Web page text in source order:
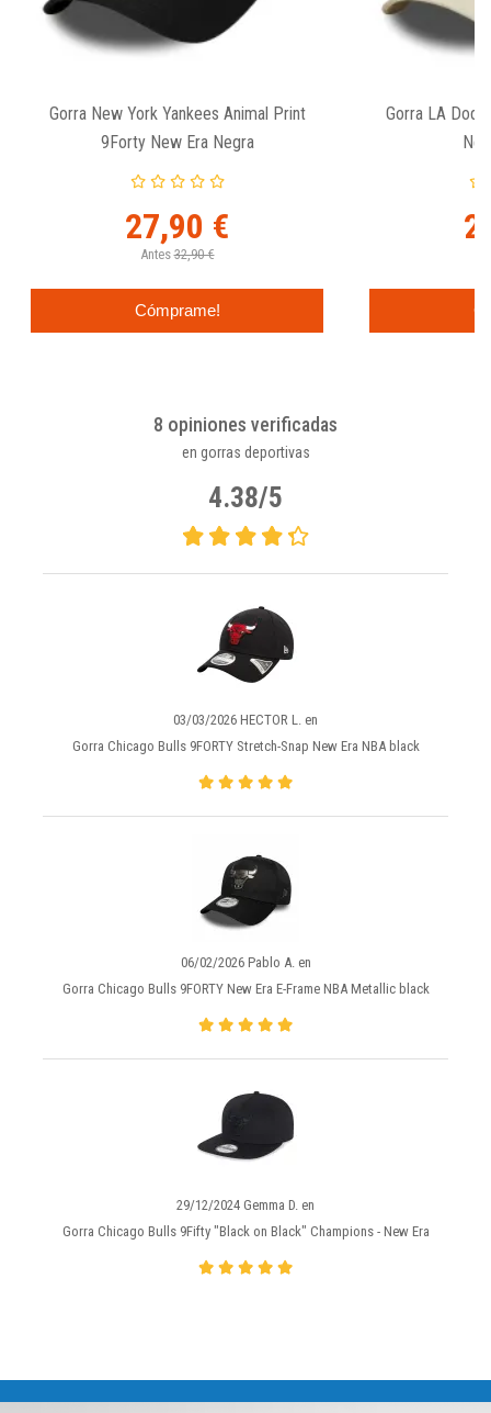
Gorra New York Yankees Animal Print
9Forty New Era Negra
27,90 €
Antes 32,90 €
Cómprame!
Gorra LA
8 opiniones verificadas
en gorras deportivas
4.38/5
03/03/2026 HECTOR L. en
Gorra Chicago Bulls 9FORTY Stretch-Snap New Era NBA black
06/02/2026 Pablo A. en
Gorra Chicago Bulls 9FORTY New Era E-Frame NBA Metallic black
29/12/2024 Gemma D. en
Gorra Chicago Bulls 9Fifty "Black on Black" Champions - New Era